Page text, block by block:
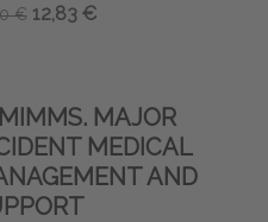
€ 12,83 €
MAJOR
MEDICAL
AND